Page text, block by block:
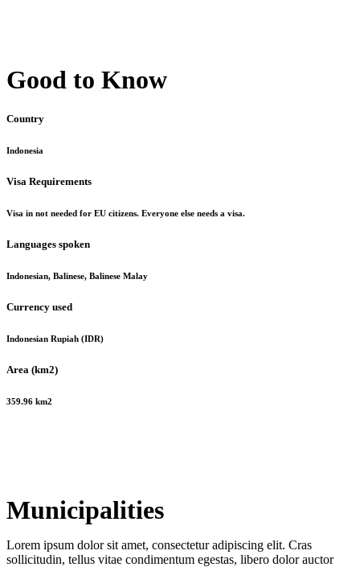
Good to Know
Country
Indonesia
Visa Requirements
Visa in not needed for EU citizens. Everyone else needs a visa.
Languages spoken
Indonesian, Balinese, Balinese Malay
Currency used
Indonesian Rupiah (IDR)
Area (km2)
359.96 km2
Municipalities
Lorem ipsum dolor sit amet, consectetur adipiscing elit. Cras
sollicitudin, tellus vitae condimentum egestas, libero dolor auctor